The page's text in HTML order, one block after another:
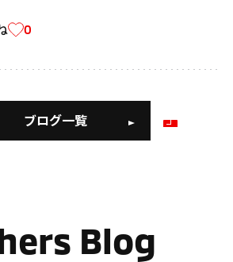
0
ブログ一覧
次
Blog